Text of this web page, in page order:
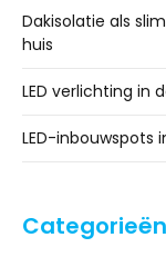
Dakisolatie als
huis
LED verlichting in
LED-inbouwspots
Categorieën